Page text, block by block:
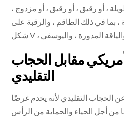
، أو رقيق ، أو رقيق ، أو مزدوج ،
بما في ذلك الطاقم ، والرقبة على
مقابل الحجاب
التقليدي
الحجاب التقليدي لأنه يخدم غرضًا
من أجل الحياء والحماية من الرأس